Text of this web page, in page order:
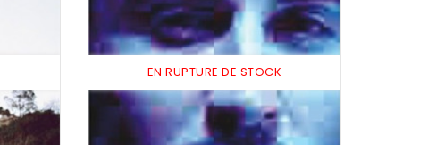
EN RUPTURE DE STOCK